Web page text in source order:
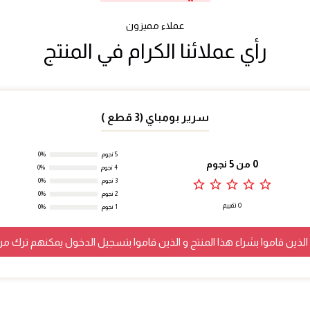
عملاء مميزون
رأي عملائنا الكرام في المنتج
سرير بومباي (3 قطع )
0 من 5 نجوم
star_outline
star_outline
star_outline
star_outline
star_outline
0 تقييم
5 نجوم
0%
4 نجوم
0%
3 نجوم
0%
2 نجوم
0%
1 نجوم
0%
قاموا بشراء هذا المنتج و الذين قاموا بتسجيل الدخول يمكنهم ترك